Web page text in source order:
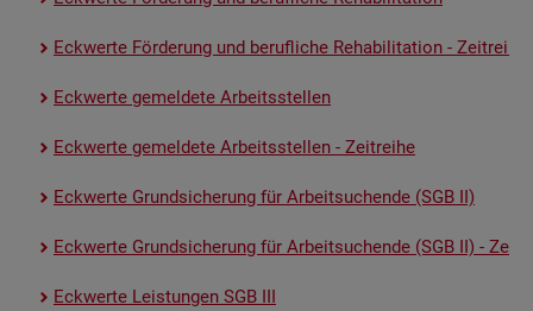
Eck­wer­te För­de­rung und be­ruf­li­che Re­ha­bi­li­ta­ti­on - Zeit­rei­he
Eck­wer­te ge­mel­de­te Ar­beits­stel­len
Eck­wer­te ge­mel­de­te Ar­beits­stel­len - Zeit­rei­he
Eck­wer­te Grund­si­che­rung für Ar­beit­su­chen­de (SGB II)
Eck­wer­te Grund­si­che­rung für Ar­beit­su­chen­de (SGB II) -
Eck­wer­te Leis­tun­gen SGB III